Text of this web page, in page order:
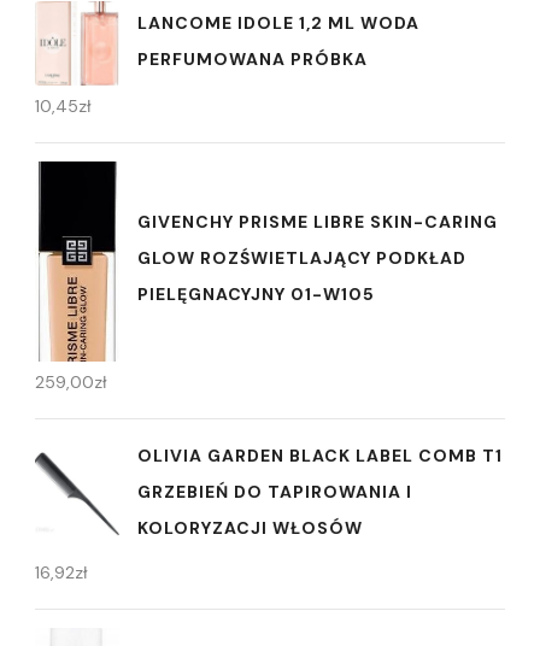
LANCOME IDOLE 1,2 ML WODA
PERFUMOWANA PRÓBKA
10,45zł
GIVENCHY PRISME LIBRE SKIN-CARING
GLOW ROZŚWIETLAJĄCY PODKŁAD
PIELĘGNACYJNY 01-W105
259,00zł
OLIVIA GARDEN BLACK LABEL COMB T1
GRZEBIEŃ DO TAPIROWANIA I
KOLORYZACJI WŁOSÓW
16,92zł